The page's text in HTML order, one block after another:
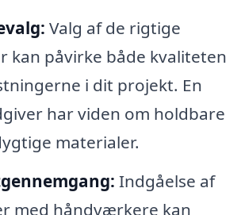
Valg af de rigtige
kan påvirke både kvaliteten
i dit projekt. En
har viden om holdbare
materialer.
Indgåelse af
med håndværkere kan